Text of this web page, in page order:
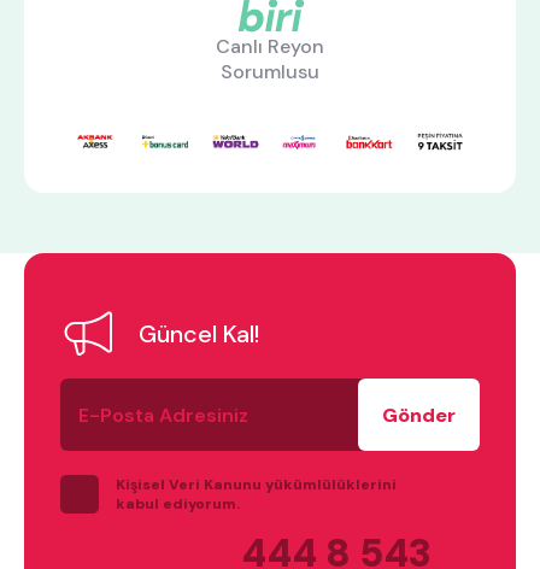
En çok ziyaret edilenler
beşik
toddler yatak
puf
Canlı Reyon
Sorumlusu
Güncel Kal!
E-
Posta
Adresiniz
Kişisel Veri Kanunu yükümlülüklerini
kabul ediyorum.
444 8 543